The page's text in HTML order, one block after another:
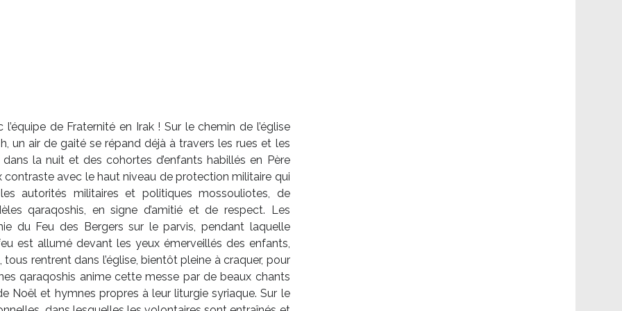
de Fraternité en Irak ! Sur le chemin de l’église
un air de gaité se répand déjà à travers les rues et les
la nuit et des cohortes d’enfants habillés en Père
avec le haut niveau de protection militaire qui
autorités militaires et politiques mossouliotes, de
qaraqoshis, en signe d’amitié et de respect. Les
du Feu des Bergers sur le parvis, pendant laquelle
est allumé devant les yeux émerveillés des enfants,
rentrent dans l’église, bientôt pleine à craquer, pour
qaraqoshis anime cette messe par de beaux chants
Noël et hymnes propres à leur liturgie syriaque. Sur le